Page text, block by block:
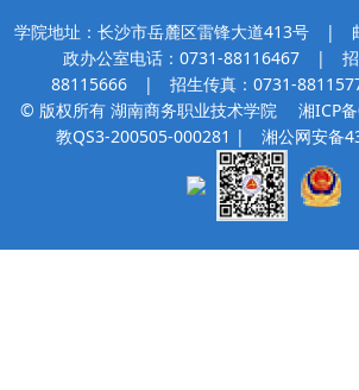
学院地址：长沙市岳麓区雷锋大道413号
政办公室电话：0731-88116467 | 招
88115666 | 招生传真：0731-
© 版权所有 湖南商务职业技术学院
湘ICP
教QS3-200505-000281 | 湘公网安备